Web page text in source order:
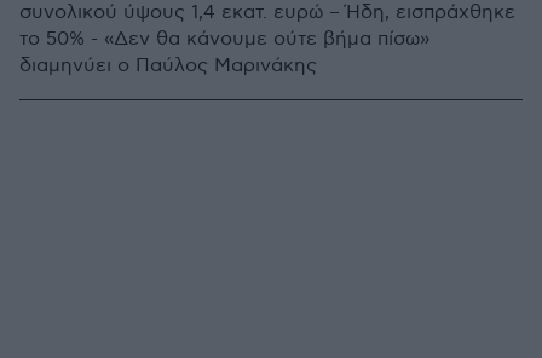
συνολικού ύψους 1,4 εκατ. ευρώ – Ήδη, εισπράχθηκε
το 50% - «Δεν θα κάνουμε ούτε βήμα πίσω»
διαμηνύει ο Παύλος Μαρινάκης